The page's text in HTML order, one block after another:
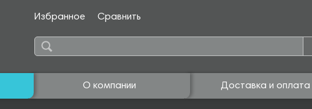
Избранное Сравнить
О компании Доставка и оплата